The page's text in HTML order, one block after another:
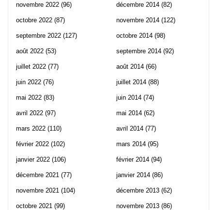
novembre 2022 (96)
octobre 2022 (87)
septembre 2022 (127)
août 2022 (53)
juillet 2022 (77)
juin 2022 (76)
mai 2022 (83)
avril 2022 (97)
mars 2022 (110)
février 2022 (102)
janvier 2022 (106)
décembre 2021 (77)
novembre 2021 (104)
octobre 2021 (99)
décembre 2014 (82)
novembre 2014 (122)
octobre 2014 (98)
septembre 2014 (92)
août 2014 (66)
juillet 2014 (88)
juin 2014 (74)
mai 2014 (62)
avril 2014 (77)
mars 2014 (95)
février 2014 (94)
janvier 2014 (86)
décembre 2013 (62)
novembre 2013 (86)